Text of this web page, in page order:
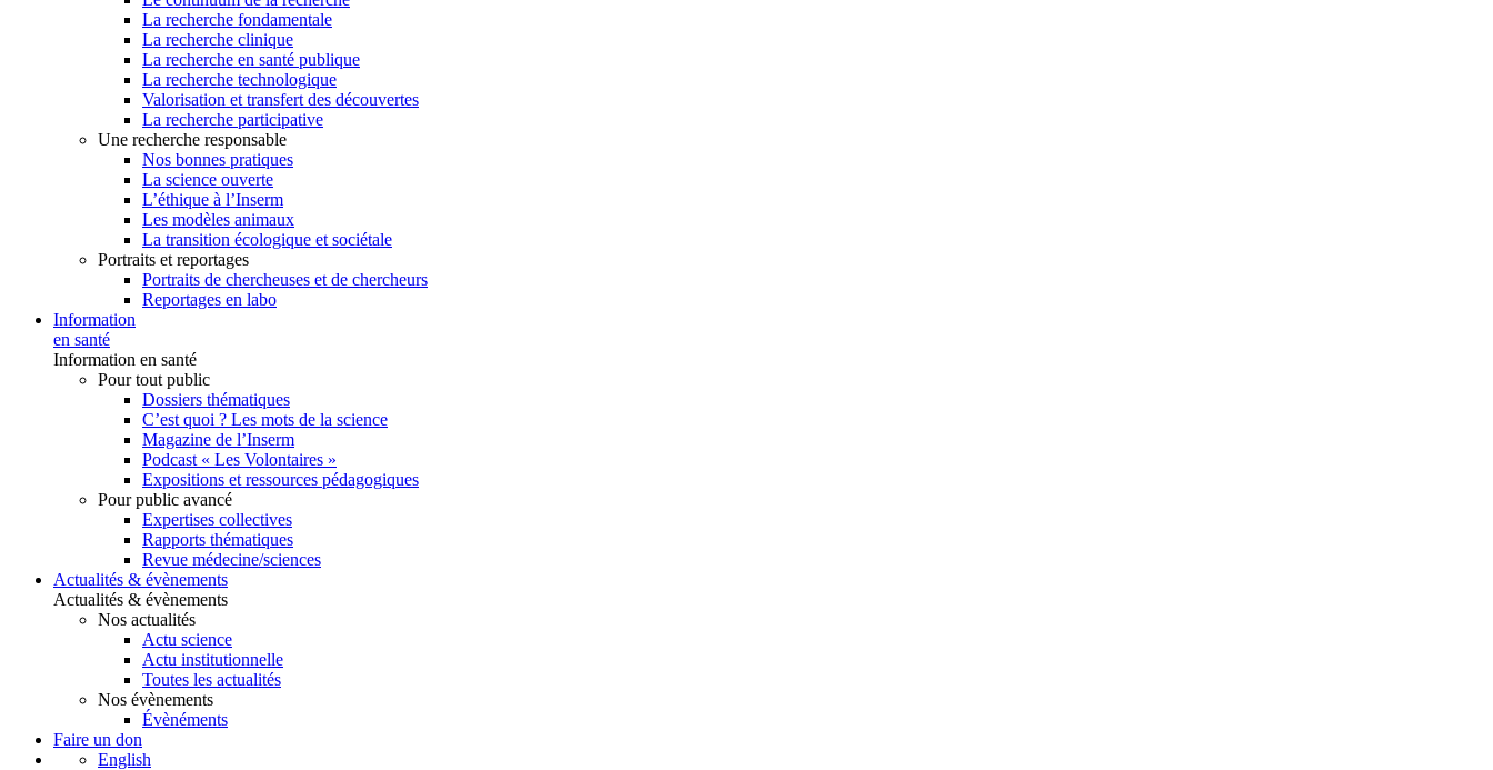
La recherche fondamentale
La recherche clinique
La recherche en santé publique
La recherche technologique
Valorisation et transfert des découvertes
La recherche participative
Une recherche responsable
Nos bonnes pratiques
La science ouverte
L’éthique à l’Inserm
Les modèles animaux
La transition écologique et sociétale
Portraits et reportages
Portraits de chercheuses et de chercheurs
Reportages en labo
Information
en santé
Information en santé
Pour tout public
Dossiers thématiques
C’est quoi ? Les mots de la science
Magazine de l’Inserm
Podcast « Les Volontaires »
Expositions et ressources pédagogiques
Pour public avancé
Expertises collectives
Rapports thématiques
Revue médecine/sciences
Actualités & évènements
Actualités & évènements
Nos actualités
Actu science
Actu institutionnelle
Toutes les actualités
Nos évènements
Évènéments
Faire un don
English